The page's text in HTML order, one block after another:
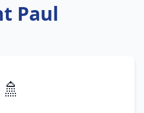
Paul
🚿